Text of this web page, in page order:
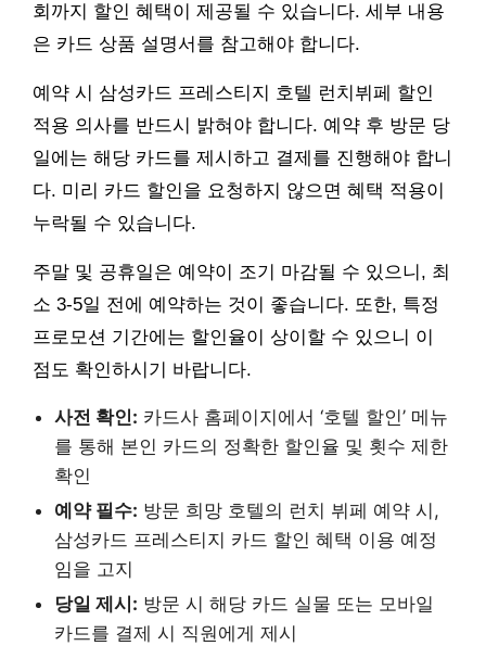
회까지 할인 혜택이 제공될 수 있습니다. 세부 내용
은 카드 상품 설명서를 참고해야 합니다.
예약 시 삼성카드 프레스티지 호텔 런치뷔페 할인
적용 의사를 반드시 밝혀야 합니다. 예약 후 방문 당
일에는 해당 카드를 제시하고 결제를 진행해야 합니
다. 미리 카드 할인을 요청하지 않으면 혜택 적용이
누락될 수 있습니다.
주말 및 공휴일은 예약이 조기 마감될 수 있으니, 최
소 3-5일 전에 예약하는 것이 좋습니다. 또한, 특정
프로모션 기간에는 할인율이 상이할 수 있으니 이
점도 확인하시기 바랍니다.
사전 확인: 카드사 홈페이지에서 ‘호텔 할인’ 메뉴
를 통해 본인 카드의 정확한 할인율 및 횟수 제한
확인
예약 필수: 방문 희망 호텔의 런치 뷔페 예약 시,
삼성카드 프레스티지 카드 할인 혜택 이용 예정
임을 고지
당일 제시: 방문 시 해당 카드 실물 또는 모바일
카드를 결제 시 직원에게 제시